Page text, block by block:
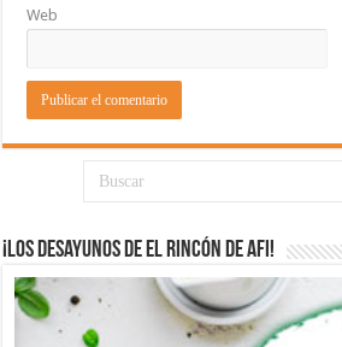
Web
¡Los desayunos de El Rincón de Afi!